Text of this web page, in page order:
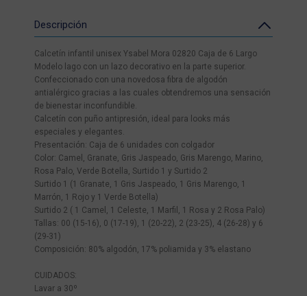
Descripción
Calcetín infantil unisex Ysabel Mora 02820 Caja de 6 Largo
Modelo lago con un lazo decorativo en la parte superior.
Confeccionado con una novedosa fibra de algodón
antialérgico gracias a las cuales obtendremos una sensación
de bienestar inconfundible.
Calcetín con puño antipresión, ideal para looks más
especiales y elegantes.
Presentación: Caja de 6 unidades con colgador
Color: Camel, Granate, Gris Jaspeado, Gris Marengo, Marino,
Rosa Palo, Verde Botella, Surtido 1 y Surtido 2
Surtido 1 (1 Granate, 1 Gris Jaspeado, 1 Gris Marengo, 1
Marrón, 1 Rojo y 1 Verde Botella)
Surtido 2 ( 1 Camel, 1 Celeste, 1 Marfil, 1 Rosa y 2 Rosa Palo)
Tallas: 00 (15-16), 0 (17-19), 1 (20-22), 2 (23-25), 4 (26-28) y 6
(29-31)
Composición: 80% algodón, 17% poliamida y 3% elastano
CUIDADOS:
Lavar a 30º